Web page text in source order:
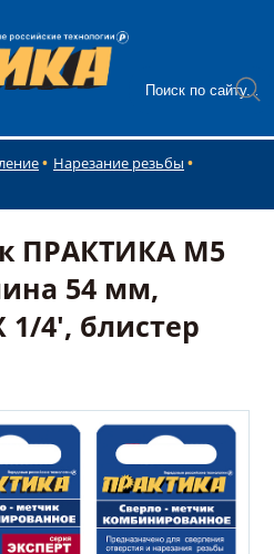
Нарезание резьбы
ПРАКТИКА М5
54 мм,
1/4', блистер